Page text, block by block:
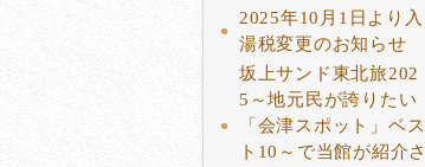
2025年10月1日より入
湯税変更のお知らせ
坂上サンド東北旅202
5～地元民が誇りたい
「会津スポット」ベス
ト10～で当館が紹介さ